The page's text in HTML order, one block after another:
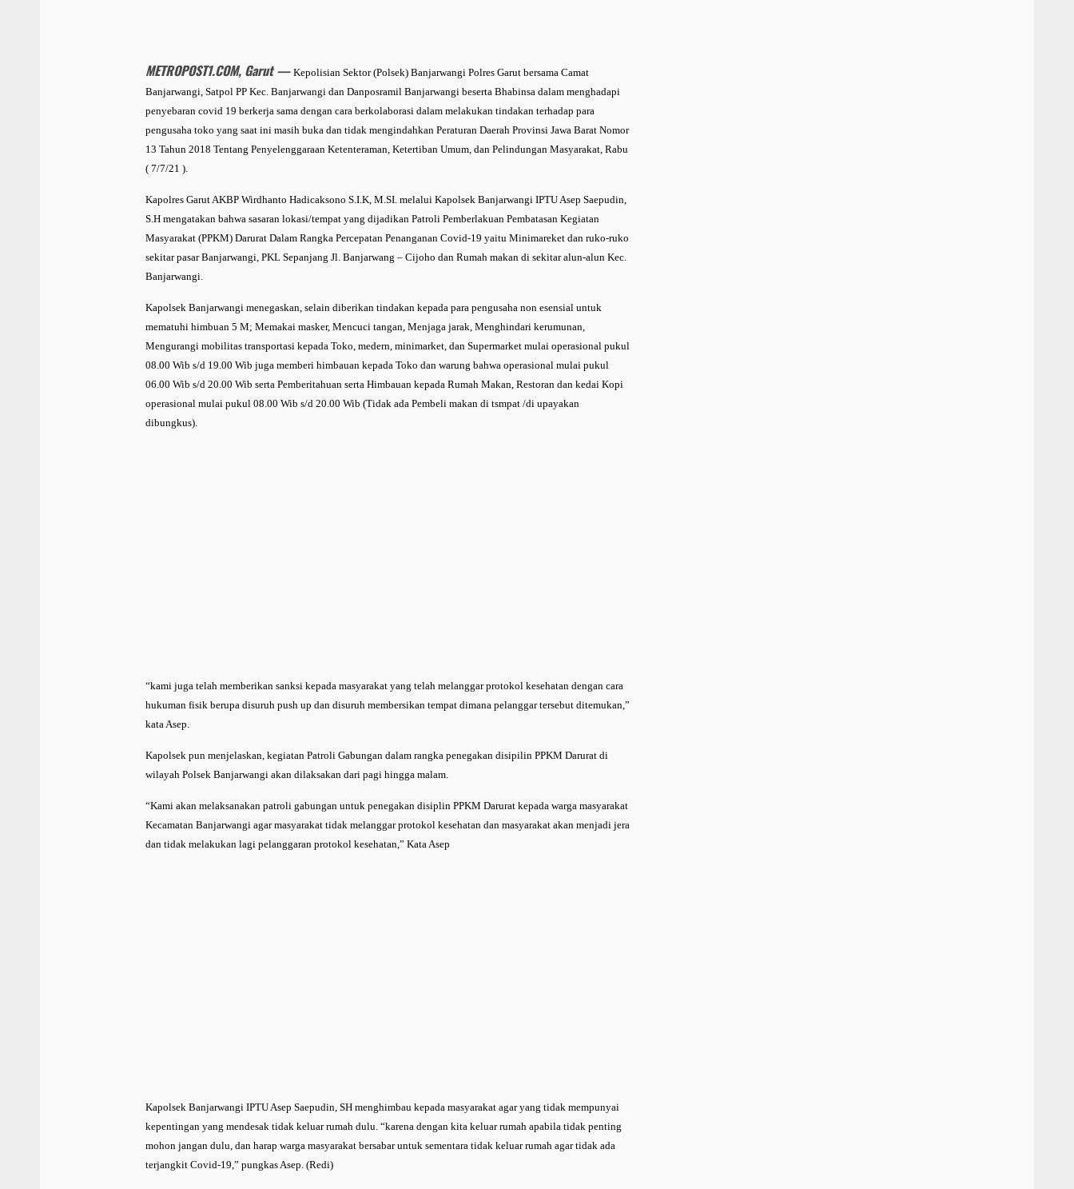
METROPOST1.COM, Garut — Kepolisian Sektor (Polsek) Banjarwangi Polres Garut bersama Camat
Banjarwangi, Satpol PP Kec. Banjarwangi dan Danposramil Banjarwangi beserta Bhabinsa dalam menghadapi
penyebaran covid 19 berkerja sama dengan cara berkolaborasi dalam melakukan tindakan terhadap para
pengusaha toko yang saat ini masih buka dan tidak mengindahkan Peraturan Daerah Provinsi Jawa Barat Nomor
13 Tahun 2018 Tentang Penyelenggaraan Ketenteraman, Ketertiban Umum, dan Pelindungan Masyarakat, Rabu
( 7/7/21 ).
Kapolres Garut AKBP Wirdhanto Hadicaksono S.I.K, M.SI. melalui Kapolsek Banjarwangi IPTU Asep Saepudin,
S.H mengatakan bahwa sasaran lokasi/tempat yang dijadikan Patroli Pemberlakuan Pembatasan Kegiatan
Masyarakat (PPKM) Darurat Dalam Rangka Percepatan Penanganan Covid-19 yaitu Minimareket dan ruko-ruko
sekitar pasar Banjarwangi, PKL Sepanjang Jl. Banjarwang – Cijoho dan Rumah makan di sekitar alun-alun Kec.
Banjarwangi.
Kapolsek Banjarwangi menegaskan, selain diberikan tindakan kepada para pengusaha non esensial untuk
mematuhi himbuan 5 M; Memakai masker, Mencuci tangan, Menjaga jarak, Menghindari kerumunan,
Mengurangi mobilitas transportasi kepada Toko, medern, minimarket, dan Supermarket mulai operasional pukul
08.00 Wib s/d 19.00 Wib juga memberi himbauan kepada Toko dan warung bahwa operasional mulai pukul
06.00 Wib s/d 20.00 Wib serta Pemberitahuan serta Himbauan kepada Rumah Makan, Restoran dan kedai Kopi
operasional mulai pukul 08.00 Wib s/d 20.00 Wib (Tidak ada Pembeli makan di tsmpat /di upayakan
dibungkus).
“kami juga telah memberikan sanksi kepada masyarakat yang telah melanggar protokol kesehatan dengan cara
hukuman fisik berupa disuruh push up dan disuruh membersikan tempat dimana pelanggar tersebut ditemukan,”
kata Asep.
Kapolsek pun menjelaskan, kegiatan Patroli Gabungan dalam rangka penegakan disipilin PPKM Darurat di
wilayah Polsek Banjarwangi akan dilaksakan dari pagi hingga malam.
“Kami akan melaksanakan patroli gabungan untuk penegakan disiplin PPKM Darurat kepada warga masyarakat
Kecamatan Banjarwangi agar masyarakat tidak melanggar protokol kesehatan dan masyarakat akan menjadi jera
dan tidak melakukan lagi pelanggaran protokol kesehatan,” Kata Asep
Kapolsek Banjarwangi IPTU Asep Saepudin, SH menghimbau kepada masyarakat agar yang tidak mempunyai
kepentingan yang mendesak tidak keluar rumah dulu. “karena dengan kita keluar rumah apabila tidak penting
mohon jangan dulu, dan harap warga masyarakat bersabar untuk sementara tidak keluar rumah agar tidak ada
terjangkit Covid-19,” pungkas Asep. (Redi)